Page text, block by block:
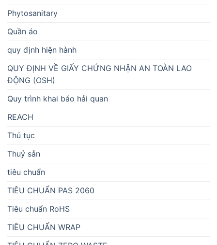
Phytosanitary
Quần áo
quy định hiện hành
QUY ĐỊNH VỀ GIẤY CHỨNG NHẬN AN TOÀN LAO
ĐỘNG (OSH)
Quy trình khai báo hải quan
REACH
Thủ tục
Thuỷ sản
tiêu chuẩn
TIÊU CHUẨN PAS 2060
Tiêu chuẩn RoHS
TIÊU CHUẨN WRAP